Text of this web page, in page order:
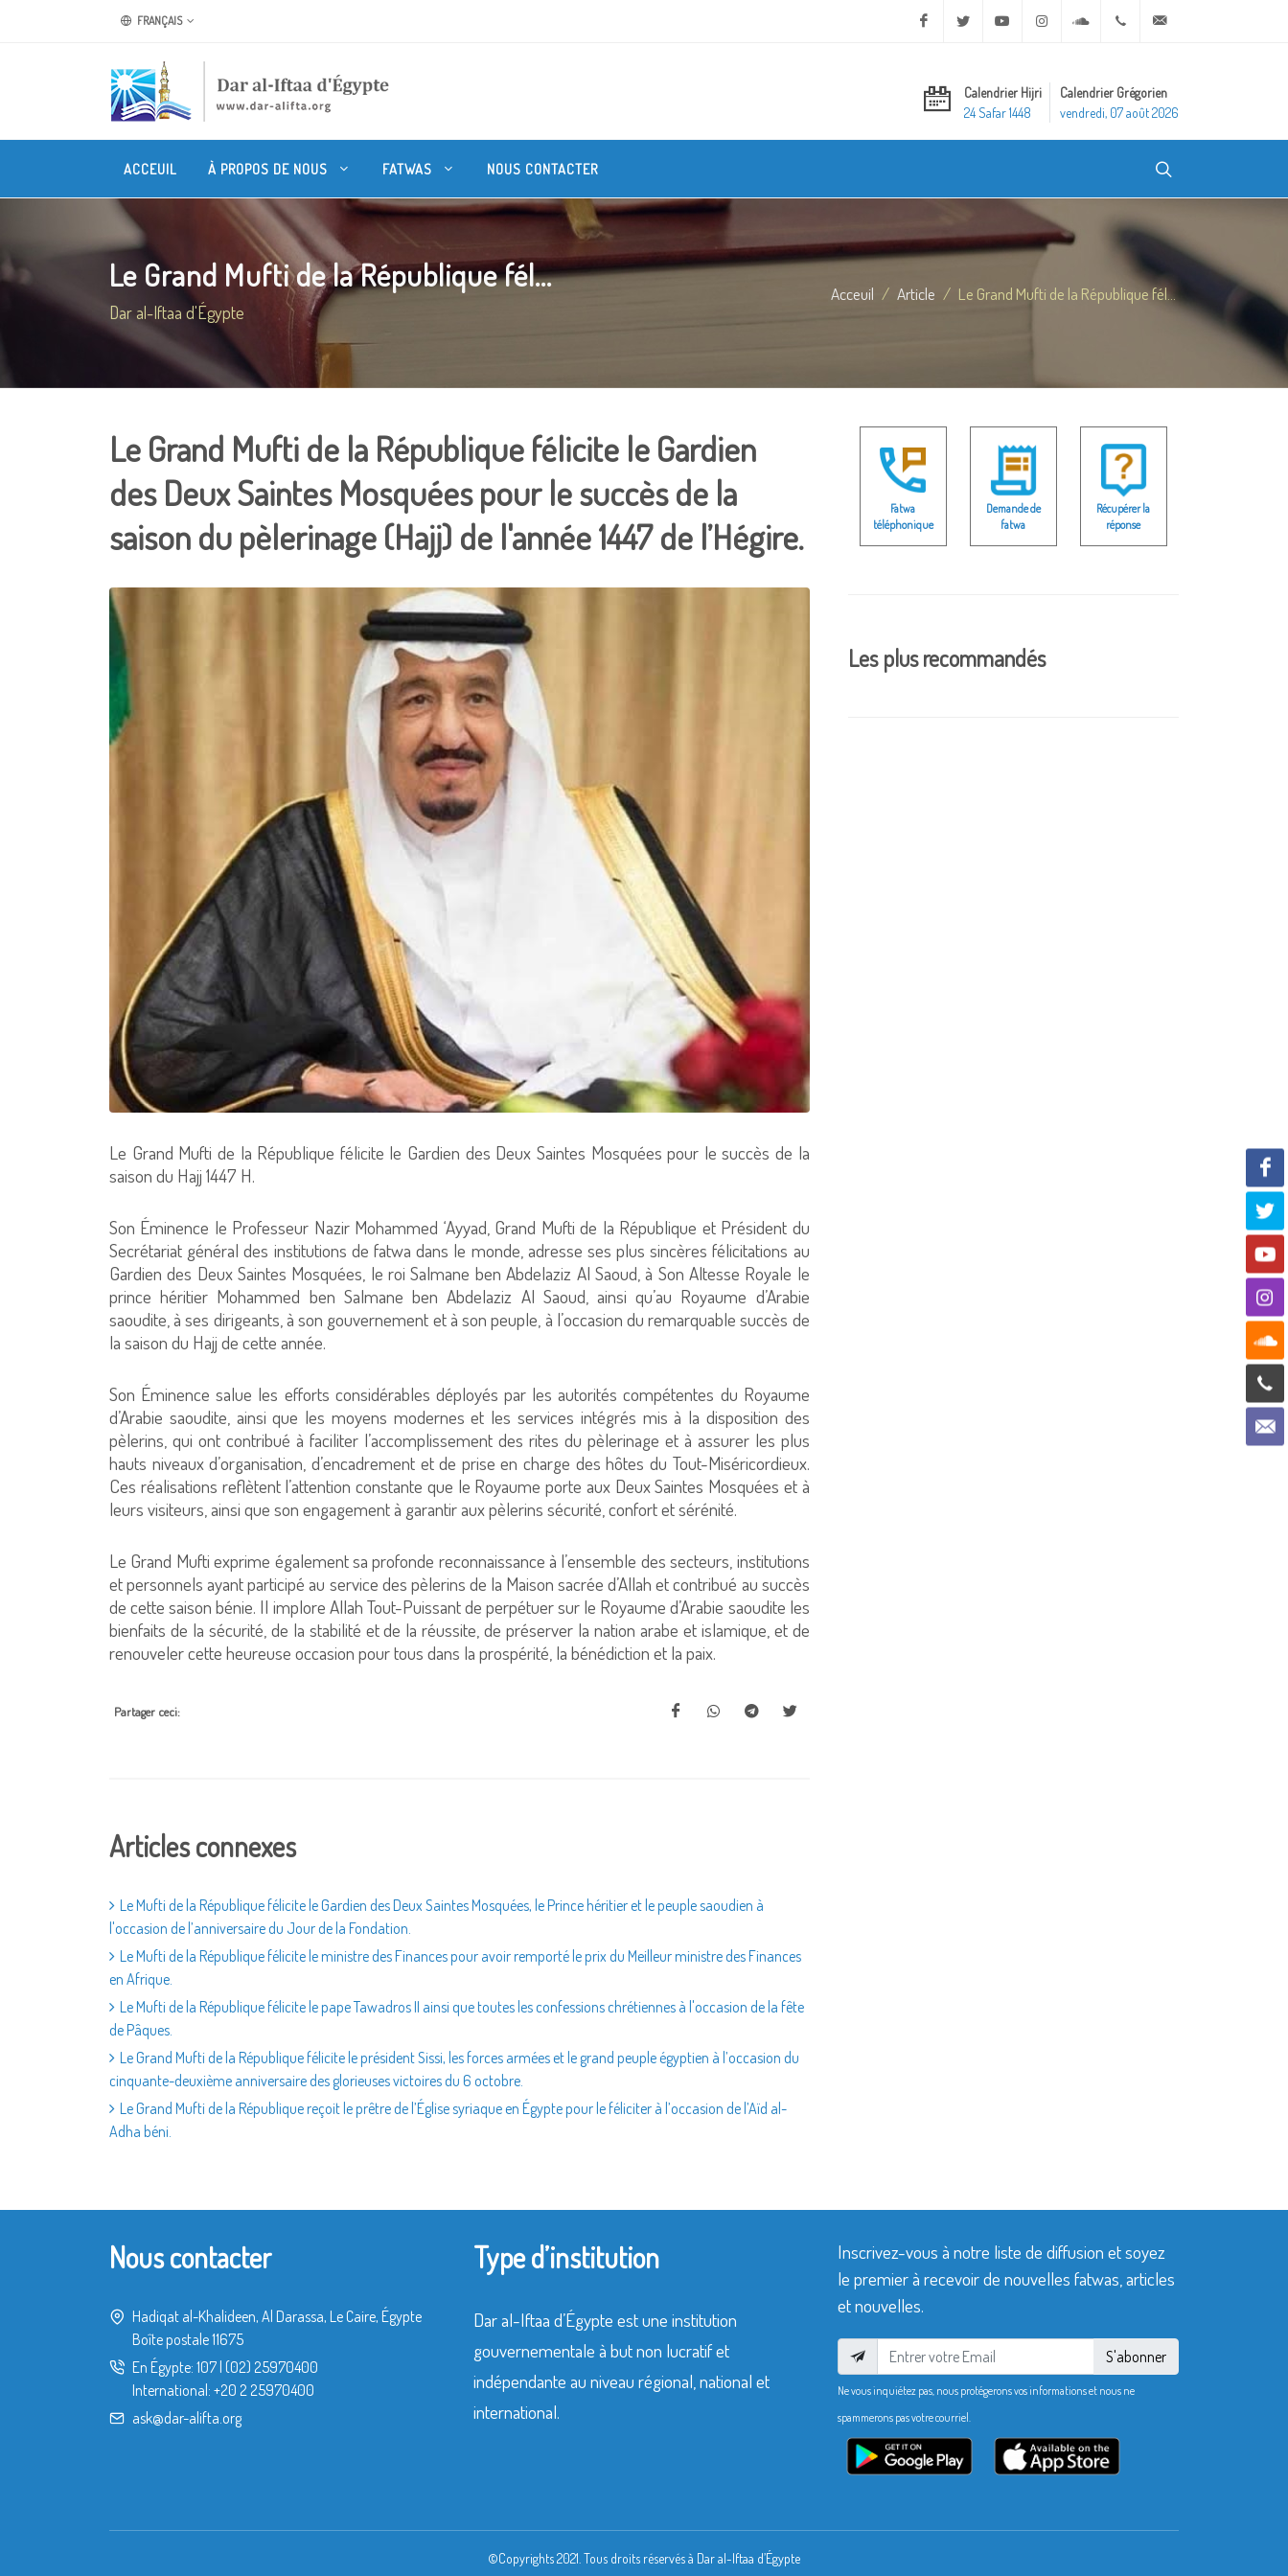
FRANÇAIS Facebook Twitter Youtube Instagram Soundcloud+20 2 25970400
Calendrier Hijri
24 Safar 1448
Calendrier Grégorien
vendredi, 07 août 2026
ACCEUIL À PROPOS DE NOUS FATWAS NOUS CONTACTER
Le Grand Mufti de la République fél...
Dar al-Iftaa d'Égypte
Acceuil Article Le Grand Mufti de la République fél...
Le Grand Mufti de la République félicite le Gardien
des Deux Saintes Mosquées pour le succès de la
saison du pèlerinage (Hajj) de l'année 1447 de l’Hégire.
Le Grand Mufti de la République félicite le Gardien des Deux Saintes Mosquées pour le succès de la
saison du Hajj 1447 H.
Son Éminence le Professeur Nazir Mohammed ‘Ayyad, Grand Mufti de la République et Président du
Secrétariat général des institutions de fatwa dans le monde, adresse ses plus sincères félicitations au
Gardien des Deux Saintes Mosquées, le roi Salmane ben Abdelaziz Al Saoud, à Son Altesse Royale le
prince héritier Mohammed ben Salmane ben Abdelaziz Al Saoud, ainsi qu’au Royaume d’Arabie
saoudite, à ses dirigeants, à son gouvernement et à son peuple, à l’occasion du remarquable succès de
la saison du Hajj de cette année.
Son Éminence salue les efforts considérables déployés par les autorités compétentes du Royaume
d’Arabie saoudite, ainsi que les moyens modernes et les services intégrés mis à la disposition des
pèlerins, qui ont contribué à faciliter l’accomplissement des rites du pèlerinage et à assurer les plus
hauts niveaux d’organisation, d’encadrement et de prise en charge des hôtes du Tout-Miséricordieux.
Ces réalisations reflètent l’attention constante que le Royaume porte aux Deux Saintes Mosquées et à
leurs visiteurs, ainsi que son engagement à garantir aux pèlerins sécurité, confort et sérénité.
Le Grand Mufti exprime également sa profonde reconnaissance à l’ensemble des secteurs, institutions
et personnels ayant participé au service des pèlerins de la Maison sacrée d’Allah et contribué au succès
de cette saison bénie. Il implore Allah Tout-Puissant de perpétuer sur le Royaume d’Arabie saoudite les
bienfaits de la sécurité, de la stabilité et de la réussite, de préserver la nation arabe et islamique, et de
renouveler cette heureuse occasion pour tous dans la prospérité, la bénédiction et la paix.
Partager ceci:
Articles connexes
Le Mufti de la République félicite le Gardien des Deux Saintes Mosquées, le Prince héritier et le peuple saoudien à
l'occasion de l’anniversaire du Jour de la Fondation.
Le Mufti de la République félicite le ministre des Finances pour avoir remporté le prix du Meilleur ministre des Finances
en Afrique.
Le Mufti de la République félicite le pape Tawadros II ainsi que toutes les confessions chrétiennes à l'occasion de la fête
de Pâques.
Le Grand Mufti de la République félicite le président Sissi, les forces armées et le grand peuple égyptien à l’occasion du
cinquante-deuxième anniversaire des glorieuses victoires du 6 octobre.
Le Grand Mufti de la République reçoit le prêtre de l’Église syriaque en Égypte pour le féliciter à l’occasion de l’Aïd al-
Adha béni.
Fatwa
téléphonique
Demande de
fatwa
Récupérer la
réponse
Les plus recommandés
Nous contacter
Hadiqat al-Khalideen, Al Darassa, Le Caire, Égypte
Boîte postale 11675
En Égypte: 107| (02) 25970400
International: +20 2 25970400
ask@dar-alifta.org
Type d’institution
Dar al-Iftaa d’Égypte est une institution
gouvernementale à but non lucratif et
indépendante au niveau régional, national et
international.
Inscrivez-vous à notre liste de diffusion et soyez
le premier à recevoir de nouvelles fatwas, articles
et nouvelles.
S'abonner
Ne vous inquiétez pas, nous protégerons vos informations et nous ne
spammerons pas votre courriel.
©Copyrights 2021. Tous droits réservés à Dar al-Iftaa d’Égypte